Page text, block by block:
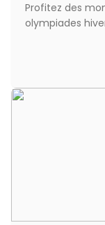
Profitez des
olympiades